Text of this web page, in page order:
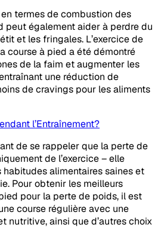
termes de combustion des
peut également aider à perdre du
et les fringales. L’exercice de
course à pied a été démontré
de la faim et augmenter les
une réduction de
de cravings pour les aliments
l’Entraînement?
de se rappeler que la perte de
de l’exercice – elle
alimentaires saines et
Pour obtenir les meilleurs
pour la perte de poids, il est
course régulière avec une
nutritive, ainsi que d’autres choix